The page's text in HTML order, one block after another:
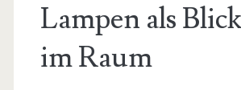
Lampen als
im Raum